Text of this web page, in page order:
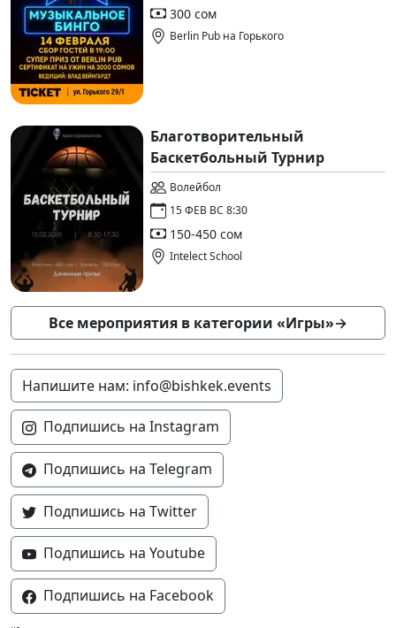
300 сом
Berlin Pub на Горького
Благотворительный
Баскетбольный Турнир
Волейбол
15 ФЕВ ВС 8:30
150-450 сом
Intelect School
Все мероприятия в категории «Игры»→
Напишите нам: info@bishkek.events
Подпишись на Instagram
Подпишись на Telegram
Подпишись на Twitter
Подпишись на Youtube
Подпишись на Facebook